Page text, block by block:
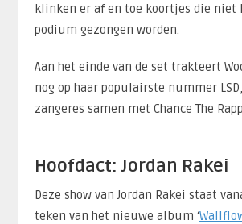
klinken er af en toe koortjes die niet
podium gezongen worden.
Aan het einde van de set trakteert
nog op haar populairste nummer
zangeres samen met Chance The
Hoofdact: Jordan Rakei
Deze show van Jordan Rakei staat
teken van het nieuwe album ‘